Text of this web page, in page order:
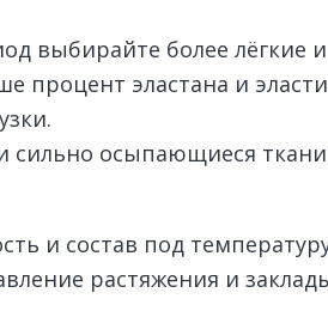
выбирайте более
процент эластана и
осыпающиеся
и состав под
растяжения и